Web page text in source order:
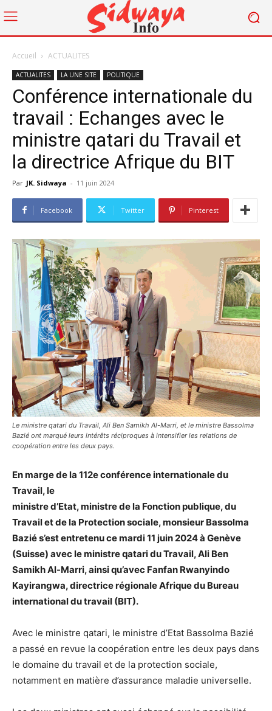
Accueil ACTUALITES
ACTUALITES LA UNE SITE POLITIQUE
Conférence internationale du
travail : Echanges avec le
ministre qatari du Travail et
la directrice Afrique du BIT
Par JK. Sidwaya - 11 juin 2024
Facebook Twitter Pinterest
Le ministre qatari du Travail, Ali Ben Samikh Al-Marri, et le ministre Bassolma
Bazié ont marqué leurs intérêts réciproques à intensifier les relations de
coopération entre les deux pays.
En marge de la 112e conférence internationale du
Travail, le
ministre d’Etat, ministre de la Fonction publique, du
Travail et de la Protection sociale, monsieur Bassolma
Bazié s’est entretenu ce mardi 11 juin 2024 à Genève
(Suisse) avec le ministre qatari du Travail, Ali Ben
Samikh Al-Marri, ainsi qu’avec Fanfan Rwanyindo
Kayirangwa, directrice régionale Afrique du Bureau
international du travail (BIT).
Avec le ministre qatari, le ministre d’Etat Bassolma Bazié
a passé en revue la coopération entre les deux pays dans
le domaine du travail et de la protection sociale,
notamment en matière d’assurance maladie universelle.